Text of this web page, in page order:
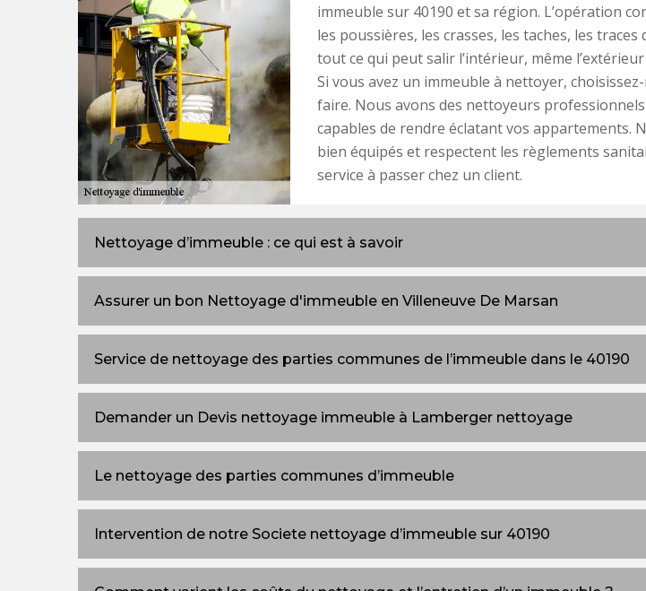
immeuble sur 40190 et sa région. L’opération
les poussières, les crasses, les taches, les
tout ce qui peut salir l’intérieur, même l’extérieur
Si vous avez un immeuble à nettoyer,
faire. Nous avons des nettoyeurs
capables de rendre éclatant vos appartements.
bien équipés et respectent les règlements
service à passer chez un client.
Nettoyage d’immeuble : ce qui est à savoir
Assurer un bon Nettoyage d'immeuble en Villeneuve De Marsan
Service de nettoyage des parties communes de l’immeuble dans le 40190
Demander un Devis nettoyage immeuble à Lamberger nettoyage
Le nettoyage des parties communes d’immeuble
Intervention de notre Societe nettoyage d’immeuble sur 40190